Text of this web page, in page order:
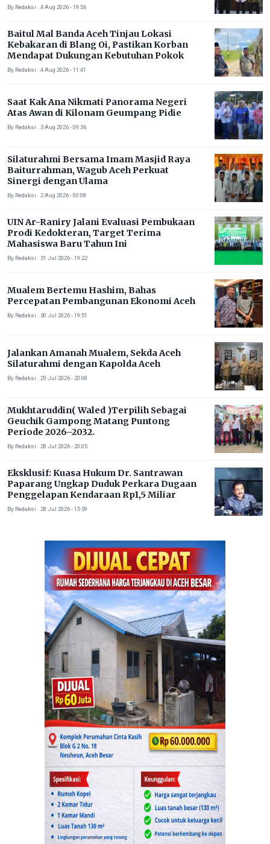
By Redaksi . 4 Aug 2026 - 19:56
Baitul Mal Banda Aceh Tinjau Lokasi
Kebakaran di Blang Oi, Pastikan Korban
Mendapat Dukungan Kebutuhan Pokok
By Redaksi . 4 Aug 2026 - 11:41
Saat Kak Ana Nikmati Panorama Negeri
Atas Awan di Kilonam Geumpang Pidie
By Redaksi . 3 Aug 2026 - 09:36
Silaturahmi Bersama Imam Masjid Raya
Baiturrahman, Wagub Aceh Perkuat
Sinergi dengan Ulama
By Redaksi . 2 Aug 2026 - 00:08
UIN Ar-Raniry Jalani Evaluasi Pembukaan
Prodi Kedokteran, Target Terima
Mahasiswa Baru Tahun Ini
By Redaksi . 31 Jul 2026 - 19:22
Mualem Bertemu Hashim, Bahas
Percepatan Pembangunan Ekonomi Aceh
By Redaksi . 30 Jul 2026 - 19:51
Jalankan Amanah Mualem, Sekda Aceh
Silaturahmi dengan Kapolda Aceh
By Redaksi . 29 Jul 2026 - 20:08
Mukhtaruddin( Waled )Terpilih Sebagai
Geuchik Gampong Matang Puntong
Periode 2026–2032.
By Redaksi . 28 Jul 2026 - 20:05
Eksklusif: Kuasa Hukum Dr. Santrawan
Paparang Ungkap Duduk Perkara Dugaan
Penggelapan Kendaraan Rp1,5 Miliar
By Redaksi . 28 Jul 2026 - 15:39